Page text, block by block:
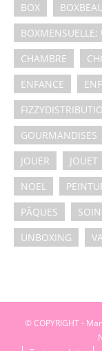
BOX
CHAMBRE
ENFANCE
GOURMANDISES
JOUER
JOUET
NOEL
PÂQUES
SOIN
UNBOXING
© COPYRIGHT -